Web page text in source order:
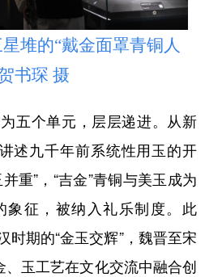
的“戴金面罩青铜人
书琛 摄
个单元，层层递进。从新
述九千年前系统性用玉的开
重”，“吉金”青铜与美玉成为
象征，被纳入礼乐制度。此
时期的“金玉交辉”，魏晋至宋
、玉工艺在文化交流中融合创